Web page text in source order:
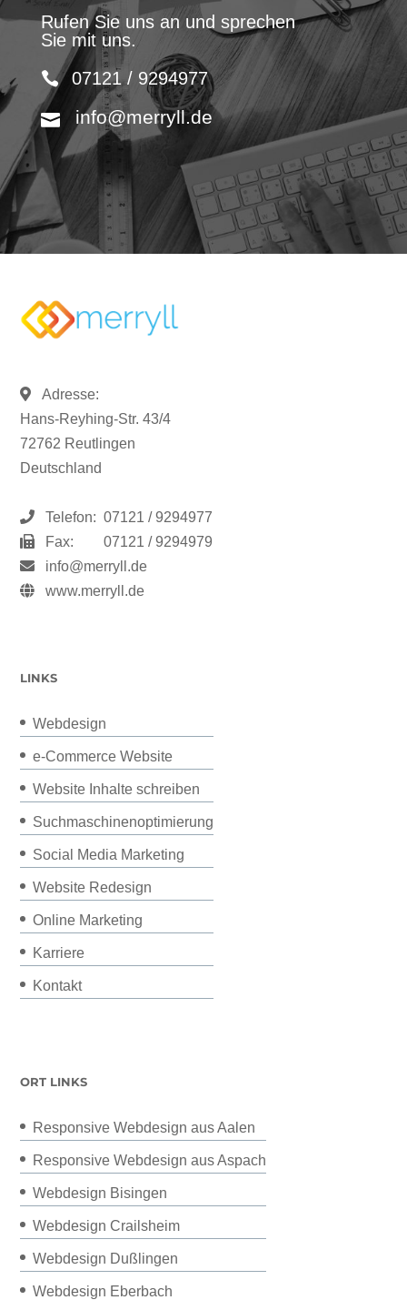
Rufen Sie uns an und sprechen
Sie mit uns.
07121 / 9294977
info@merryll.de
Adresse:
Hans-Reyhing-Str. 43/4
72762 Reutlingen
Deutschland
Telefon: 07121 / 9294977
Fax:
07121 / 9294979
info@merryll.de
www.merryll.de
LINKS
Webdesign
e-Commerce Website
Website Inhalte schreiben
Suchmaschinenoptimierung
Social Media Marketing
Website Redesign
Online Marketing
Karriere
Kontakt
ORT LINKS
Responsive Webdesign aus Aalen
Responsive Webdesign aus Aspach
Webdesign Bisingen
Webdesign Crailsheim
Webdesign Dußlingen
Webdesign Eberbach